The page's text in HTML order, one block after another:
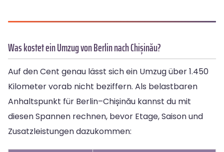
Was kostet ein Umzug von Berlin nach Chișinău?
Auf den Cent genau lässt sich ein Umzug über 1.450
Kilometer vorab nicht beziffern. Als belastbaren
Anhaltspunkt für Berlin–Chișinău kannst du mit
diesen Spannen rechnen, bevor Etage, Saison und
Zusatzleistungen dazukommen: